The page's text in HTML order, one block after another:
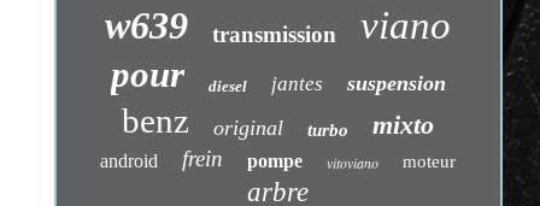
w639 transmission viano
pour diesel jantes suspension
benz original turbo mixto
android frein pompe vitoviano moteur
arbre